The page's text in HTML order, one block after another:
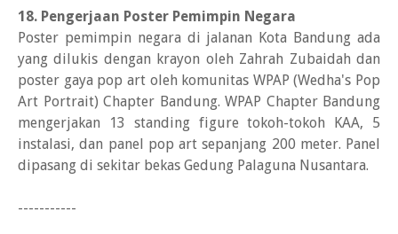
18. Pengerjaan Poster Pemimpin Negara
Poster pemimpin negara di jalanan Kota Bandung ada
yang dilukis dengan krayon oleh Zahrah Zubaidah dan
poster gaya pop art oleh komunitas WPAP (Wedha's Pop
Art Portrait) Chapter Bandung. WPAP Chapter Bandung
mengerjakan 13 standing figure tokoh-tokoh KAA, 5
instalasi, dan panel pop art sepanjang 200 meter. Panel
dipasang di sekitar bekas Gedung Palaguna Nusantara.
-----------